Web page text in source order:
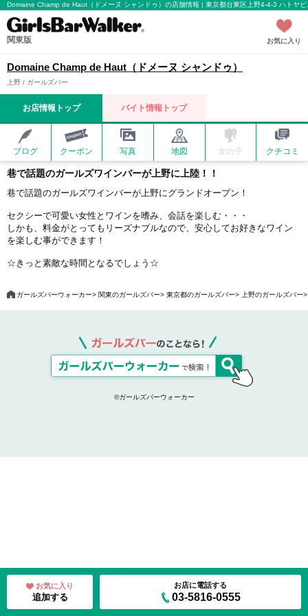
Domaine Champ de Haut（ドメーヌ シャンドゥ）の店舗情報 | 東京都台東区上野4-4-3 ハトヤ
関東版 お気に入り
Domaine Champ de Haut（ドメーヌ シャンドゥ）
上野 / ガールズバー
お店情報トップ バイト情報トップ
ブログ クーポン 写真 地図 女の子 クチコミ
巷で話題のガールズワインバーが上野に上陸！！
巷で話題のガールズワインバーが上野にグランドオープン！
セクシーで可愛い女性とワインを嗜み、会話を楽しむ・・・
しかも、料金がとってもリーズナブルなので、安心してお好きなワイン
を楽しむ事ができます！
☆きっと素敵な時間となるでしょう☆
お気に入り
追加する
お店に電話する
03-5816-0555
ガールズバーウォーカー 関東のガールズバー 東京都のガールズバー 上野のガールズバー
©ガールズバーウォーカー